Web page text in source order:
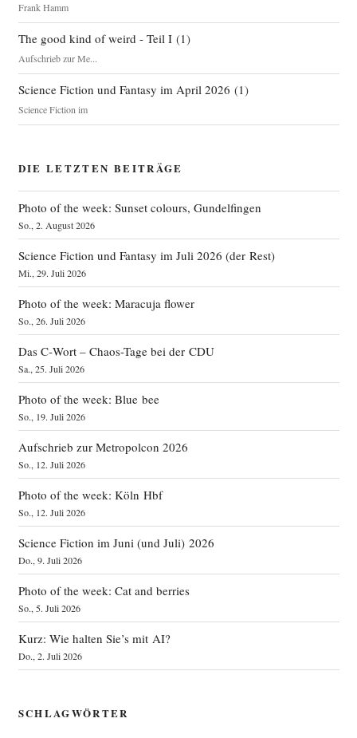
Frank Hamm
The good kind of weird - Teil I(1)
Aufschrieb zur Me...
Science Fiction und Fantasy im April 2026 (1)
Science Fiction im
DIE LETZTEN BEITRÄGE
Photo of the week: Sunset colours, Gundelfingen
So., 2. August 2026
Science Fiction und Fantasy im Juli 2026 (der Rest)
Mi., 29. Juli 2026
Photo of the week: Maracuja flower
So., 26. Juli 2026
Das C‑Wort – Chaos-Tage bei der CDU
Sa., 25. Juli 2026
Photo of the week: Blue bee
So., 19. Juli 2026
Aufschrieb zur Metropolcon 2026
So., 12. Juli 2026
Photo of the week: Köln Hbf
So., 12. Juli 2026
Science Fiction im Juni (und Juli) 2026
Do., 9. Juli 2026
Photo of the week: Cat and berries
So., 5. Juli 2026
Kurz: Wie halten Sie’s mit AI?
Do., 2. Juli 2026
SCHLAGWÖRTER